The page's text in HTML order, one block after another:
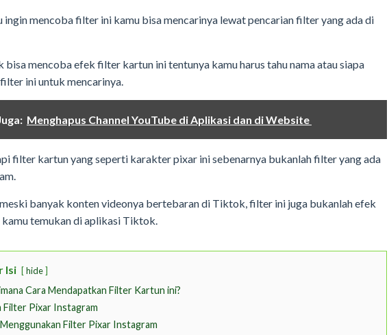
ingin mencoba filter ini kamu bisa mencarinya lewat pencarian filter yang ada di
bisa mencoba efek filter kartun ini tentunya kamu harus tahu nama atau siapa
ini untuk mencarinya.
Menghapus Channel YouTube di Aplikasi dan di Website
filter kartun yang seperti karakter pixar ini sebenarnya bukanlah filter yang ada
banyak konten videonya bertebaran di Tiktok, filter ini juga bukanlah efek
kamu temukan di aplikasi Tiktok.
Isi hide
Cara Mendapatkan Filter Kartun ini?
Filter Pixar Instagram
Filter Pixar Instagram